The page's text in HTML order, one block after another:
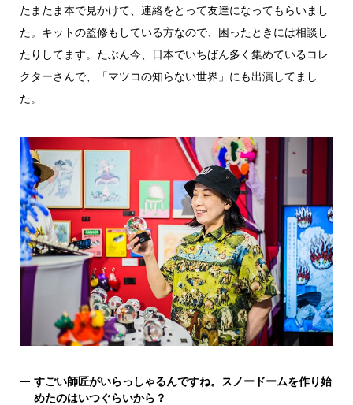
たまたま本で見かけて、連絡をとって友達になってもらいまし
た。キットの監修もしている方なので、困ったときには相談し
たりしてます。たぶん今、日本でいちばん多く集めているコレ
クターさんで、「マツコの知らない世界」にも出演してまし
た。
すごい師匠がいらっしゃるんですね。スノードームを作り始
めたのはいつぐらいから？